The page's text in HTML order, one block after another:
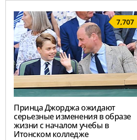
7,707
Принца Джорджа ожидают
серьезные изменения в образе
жизни с началом учебы в
Итонском колледже